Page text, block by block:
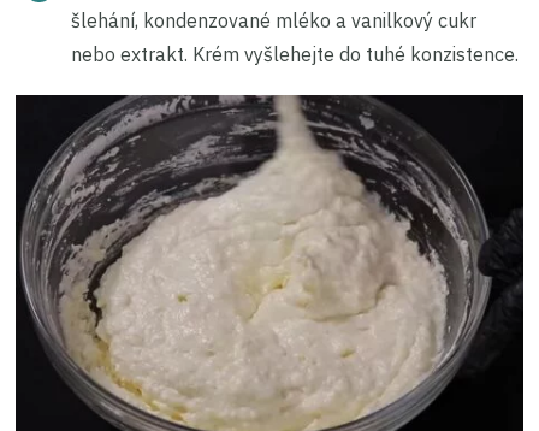
šlehání, kondenzované mléko a vanilkový cukr
nebo extrakt. Krém vyšlehejte do tuhé konzistence.